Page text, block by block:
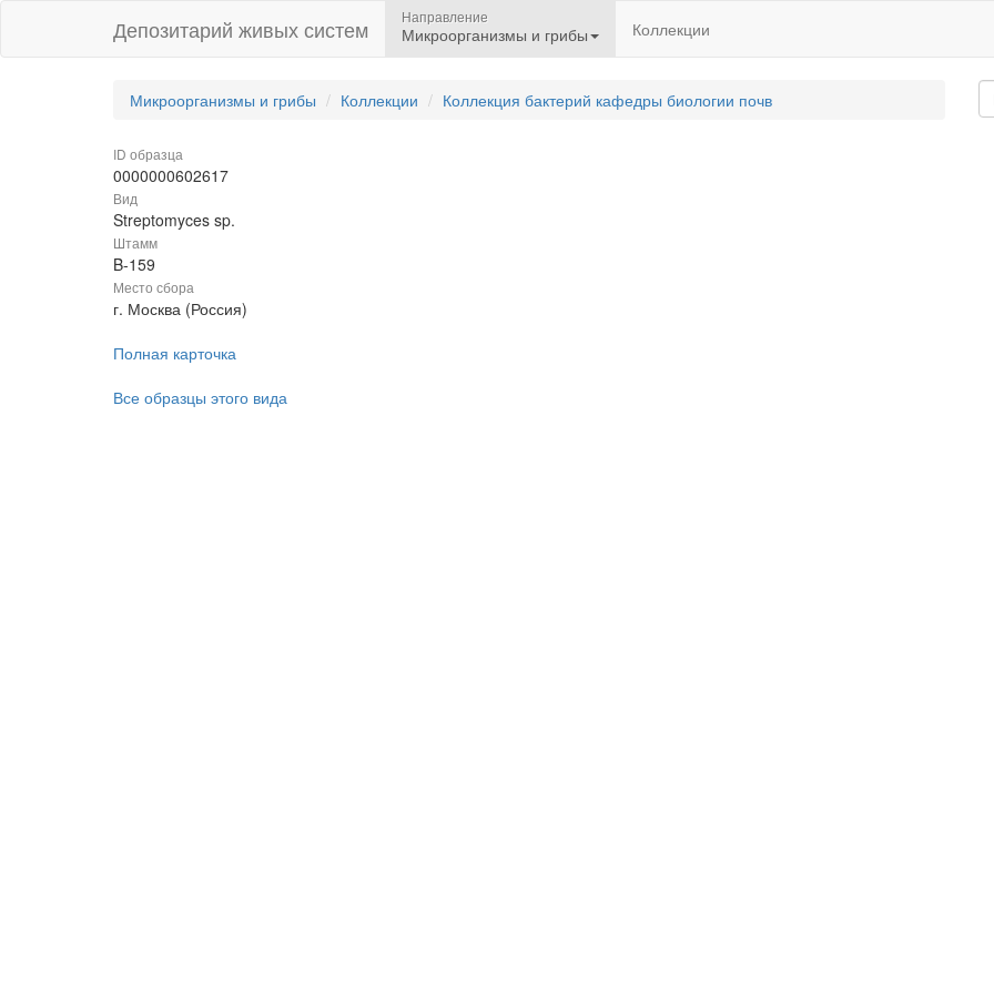
Депозитарий живых систем Направление
Микроорганизмы и грибы Коллекции
Микроорганизмы и грибы Коллекции Коллекция бактерий кафедры биологии почв
ID образца
0000000602617
Вид
Streptomyces sp.
Штамм
B-159
Место сбора
г. Москва (Россия)
Полная карточка
Все образцы этого вида